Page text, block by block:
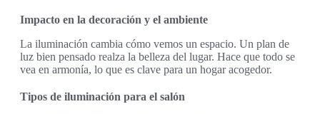
Impacto en la decoración y el ambiente
La iluminación cambia cómo vemos un espacio. Un plan de
luz bien pensado realza la belleza del lugar. Hace que todo se
vea en armonía, lo que es clave para un hogar acogedor.
Tipos de iluminación para el salón